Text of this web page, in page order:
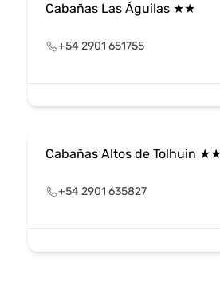
Cabañas Las Águilas ★★
+54 2901 651755
Cabañas Altos de Tolhuin ★★
+54 2901 635827